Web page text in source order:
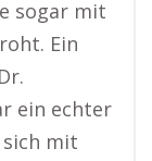
sogar mit
Ein
ein echter
mit